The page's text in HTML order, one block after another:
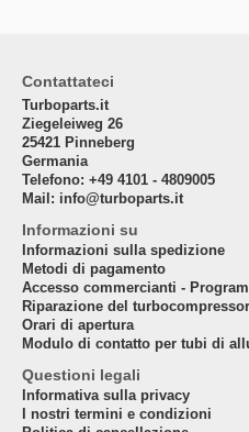
Contattateci
Turboparts.it
Ziegeleiweg 26
25421 Pinneberg
Germania
Telefono: +49 4101 - 4809005
Mail: info@turboparts.it
Informazioni su
Informazioni sulla spedizione
Metodi di pagamento
Accesso commercianti -
Riparazione del
Orari di apertura
Modulo di contatto per tubi di
Questioni legali
Informativa sulla privacy
I nostri termini e condizioni